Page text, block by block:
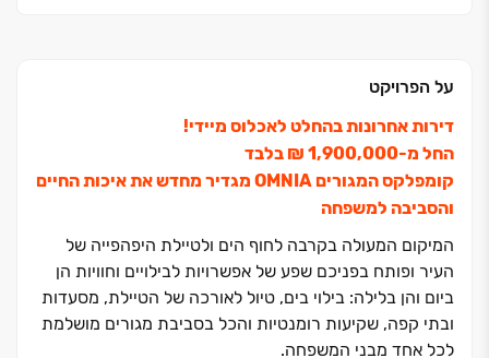
על הפרויקט
דירות אחרונות בהחלט לאכלוס מיידי!
החל מ‏-‏1,900,000 ‏₪ בלבד
קומפלקס המגורים OMNIA מגדיר מחדש את איכות החיים
והסביבה למשפחה
המיקום המעולה בקרבה לחוף הים ולטיילת היפהפייה של
העיר ופותח בפניכם שפע של אפשרויות לבילויים וחוויות הן
ביום והן בלילה: בילוי בים, טיול לאורכה של הטיילת, מסעדות
ובתי קפה, שקיעות רומנטיות והכל בסביבת מגורים מושלמת
לכל אחד מבני המשפחה.